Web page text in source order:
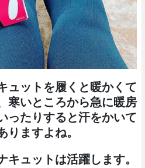
ュットを履くと暖かくて
寒いところから急に暖房
ったりすると汗をかいて
りますよね。
キュットは活躍します。